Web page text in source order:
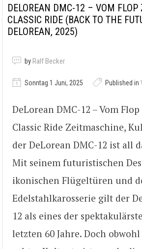
DELOREAN DMC-12 – VOM FLOP
CLASSIC RIDE (BACK TO THE
DELOREAN, 2025)
by Ralf Becker
Sonntag 1 Juni, 2025 Published in
DeLorean DMC-12 – Vom
Classic Ride Zeitmaschine,
der DeLorean DMC-12 ist all
Mit seinem futuristischen
ikonischen Flügeltüren und
Edelstahlkarosserie gilt der
12 als eines der
letzten 60 Jahre. Doch